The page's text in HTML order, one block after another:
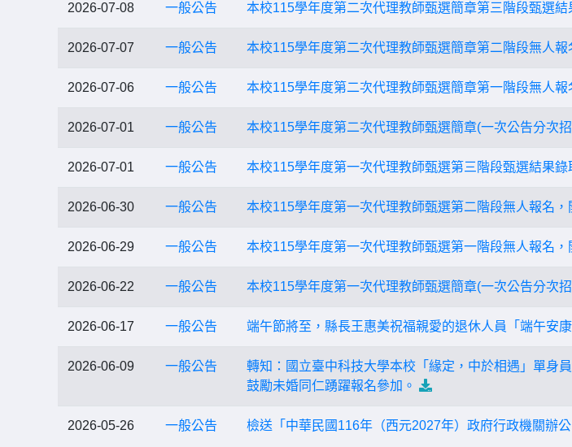
2026-07-08 一般公告 本校115學年度第二次代理教師甄選簡章第三階段甄選結
2026-07-07 一般公告 本校115學年度第二次代理教師甄選簡章第二階段無人
2026-07-06 一般公告 本校115學年度第二次代理教師甄選簡章第一階段無人
2026-07-01 一般公告 本校115學年度第二次代理教師甄選簡章(一次公告分次
2026-07-01 一般公告 本校115學年度第一次代理教師甄選第三階段甄選結果錄
2026-06-30 一般公告 本校115學年度第一次代理教師甄選第二階段無人報名
2026-06-29 一般公告 本校115學年度第一次代理教師甄選第一階段無人報名
2026-06-22 一般公告 本校115學年度第一次代理教師甄選簡章(一次公告分次
2026-06-17 一般公告 端午節將至，縣長王惠美祝福親愛的退休人員「端午安
2026-06-09 一般公告
轉知：國立臺中科技大學本校「緣定，中於相遇」單身
鼓勵未婚同仁踴躍報名參加。
2026-05-26 一般公告 檢送「中華民國116年（西元2027年）政府行政機關辦公